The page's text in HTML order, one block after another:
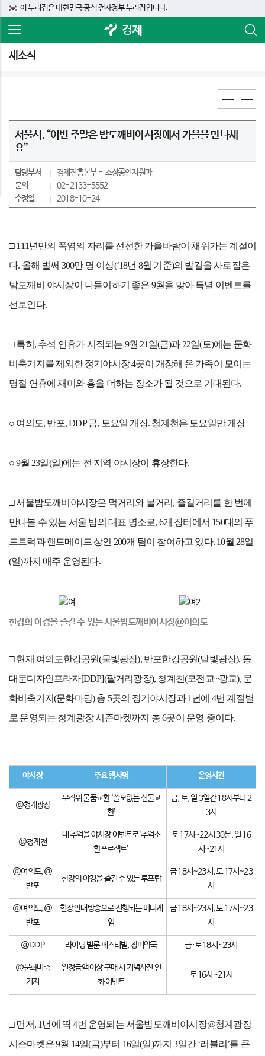
이 누리집은 대한민국 공식 전자정부 누리집입니다.
경제
새소식
서울시, “이번 주말은 밤도깨비야시장에서 가을을 만나세
요”
담당부서 경제진흥본부
소상공인지원과
문의
02-2133-5552
수정일
2018-10-24
□ 111년만의 폭염의 자리를 선선한 가을바람이 채워가는 계절이
다. 올해 벌써 300만 명 이상(‘18년 8월 기준)의 발길을 사로잡은
밤도깨비 야시장이 나들이하기 좋은 9월을 맞아 특별 이벤트를
선보인다.
□ 특히, 추석 연휴가 시작되는 9월 21일(금)과 22일(토)에는 문화
비축기지를 제외한 정기야시장 4곳이 개장해 온 가족이 모이는
명절 연휴에 재미와 흥을 더하는 장소가 될 것으로 기대된다.
○ 여의도, 반포, DDP 금, 토요일 개장. 청계천은 토요일만 개장
○ 9월 23일(일)에는 전 지역 야시장이 휴장한다.
□ 서울밤도깨비야시장은 먹거리와 볼거리, 즐길거리를 한 번에
만나볼 수 있는 서울 밤의 대표 명소로, 6개 장터에서 150대의 푸
드트럭과 핸드메이드 상인 200개 팀이 참여하고 있다. 10월 28일
(일)까지 매주 운영된다.
한강의 야경을 즐길 수 있는 서울밤도깨비야시장@여의도
□ 현재 여의도한강공원(물빛광장), 반포한강공원(달빛광장), 동
대문디자인프라자[DDP](팔거리광장), 청계천(모전교~광교), 문
화비축기지(문화마당) 총 5곳의 정기야시장과 1년에 4번 계절별
로 운영되는 청계광장 시즌마켓까지 총 6곳이 운영 중이다.
야시장 주요 행사명 운영시간
@청계광장
무작위 물품교환 ‘쓸모없는 선물교
환’
금, 토, 일 3일간 18시부터 2
3시
@청계천
내 추억을 야시장 이벤트로‘추억소
환프로젝트’
토 17시~22시 30분, 일 16
시~21시
@여의도, @
반포
한강의 야경을 즐길 수 있는 루프탑
금 18시~23시, 토 17시~23
시
@여의도, @
반포
현장 안내방송으로 진행되는 미니게
임
금 18시~23시, 토 17시~23
시
@DDP 라이팅 벌룬 페스티벌, 장미약국 금·토 18시~23시
@문화비축
기지
일정금액 이상 구매 시 기념사진 인
화 이벤트
토 16시~21시
□ 먼저, 1년에 딱 4번 운영되는 서울밤도깨비야시장@청계광장
시즌마켓은 9월 14일(금)부터 16일(일)까지 3일간 ‘러블리’를 콘